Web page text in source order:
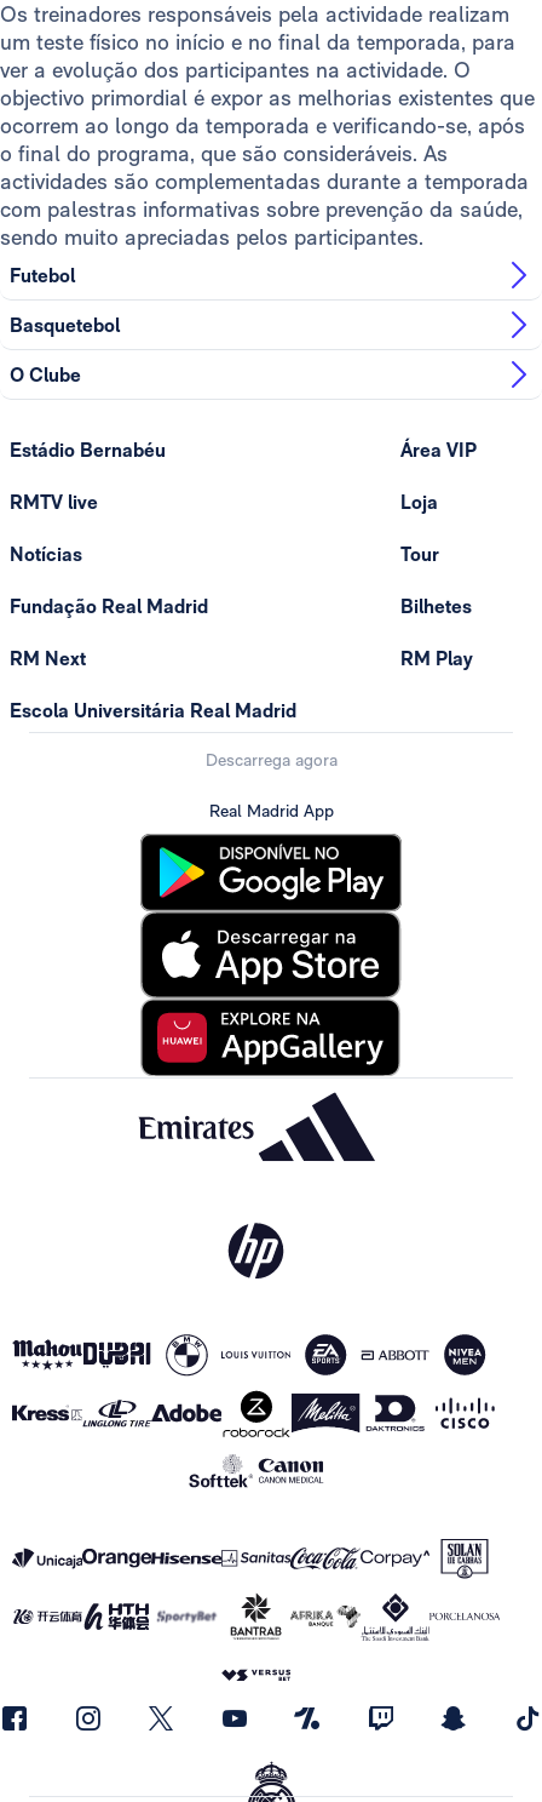
Os treinadores responsáveis ​​pela actividade realizam
um teste físico no início e no final da temporada, para
ver a evolução dos participantes na actividade. O
objectivo primordial é expor as melhorias existentes que
ocorrem ao longo da temporada e verificando-se, após
o final do programa, que são consideráveis. As
actividades são complementadas durante a temporada
com palestras informativas sobre prevenção da saúde,
sendo muito apreciadas pelos participantes.
Futebol
Basquetebol
O Clube
Estádio Bernabéu
RMTV live
Notícias
Fundação Real Madrid
RM Next
Escola Universitária Real Madrid
Área VIP
Loja
Tour
Bilhetes
RM Play
Descarrega agora
Real Madrid App